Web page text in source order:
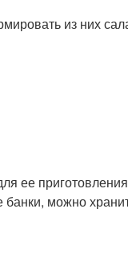
из них
ее
можно